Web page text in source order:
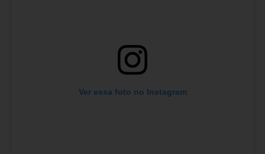
Ver essa foto no Instagram